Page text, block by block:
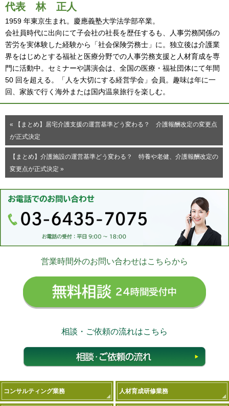
代表 林 正人
1959 年東京生まれ。慶應義塾大学法学部卒業。
会社員時代に出向にて子会社の社長を歴任するも、人事労務関係の
苦労を実体験した経験から「社会保険労務士」に。独立後は介護業
界をはじめとする福祉と医療分野での人事労務支援と人材育成を専
門に活動中。セミナーや講演会は、全国の医療・福祉団体にて年間
50 回を超える。「人を大切にする経営学会」会員。趣味は年に一
回、家族で行く海外または国内温泉旅行を楽しむ。
« 【まとめ】居宅介護支援の運営基準どう変わる？ 介護報酬改定の変更点
が正式決定
【まとめ】介護施設の運営基準どう変わる？ 特養や老健、介護報酬改定の
変更点が正式決定 »
営業時間外のお問い合わせはこちらから
相談・ご依頼の流れはこちら
コンサルティング業務 人材育成研修業務